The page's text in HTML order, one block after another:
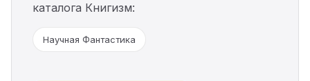
каталога Книгизм:
Научная Фантастика